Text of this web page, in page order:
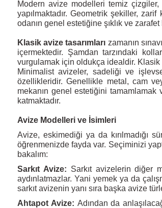
Modern avize modelleri temiz
yapılmaktadır. Geometrik şekiller,
odanın genel estetiğine şıklık ve
Klasik avize tasarımları zamanın
içermektedir. Şamdan tarzındaki
vurgulamak için oldukça idealdir.
Minimalist avizeler, sadeliği ve
özellikleridir. Genellikle metal, cam
mekanın genel estetiğini
katmaktadır.
Avize Modelleri ve İsimleri
Avize, eskimediği ya da kırılmadığı
öğrenmenizde fayda var. Seçiminizi
bakalım:
Sarkıt Avize: Sarkıt avizelerin diğer
aydınlatmazlar. Yani yemek ya da
sarkıt avizenin yanı sıra başka avize
Ahtapot Avize: Adından da